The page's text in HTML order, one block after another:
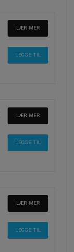
LÆR MER
LÆR MER
LÆR MER